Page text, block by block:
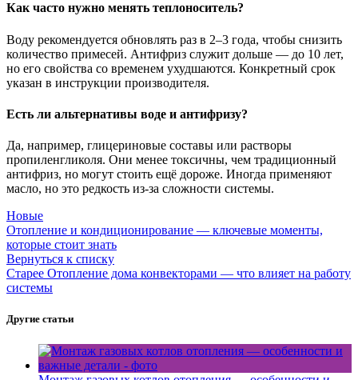
Как часто нужно менять теплоноситель?
Воду рекомендуется обновлять раз в 2–3 года, чтобы снизить
количество примесей. Антифриз служит дольше — до 10 лет,
но его свойства со временем ухудшаются. Конкретный срок
указан в инструкции производителя.
Есть ли альтернативы воде и антифризу?
Да, например, глицериновые составы или растворы
пропиленгликоля. Они менее токсичны, чем традиционный
антифриз, но могут стоить ещё дороже. Иногда применяют
масло, но это редкость из-за сложности системы.
Новые
Отопление и кондиционирование — ключевые моменты,
которые стоит знать
Вернуться к списку
Старее Отопление дома конвекторами — что влияет на работу
системы
Другие статьи